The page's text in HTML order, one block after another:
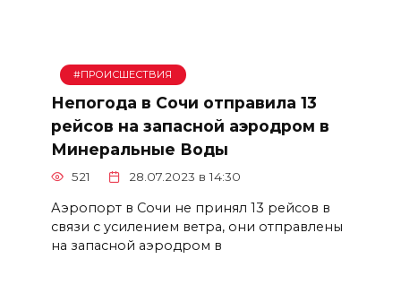
#ПРОИСШЕСТВИЯ
Непогода в Сочи отправила 13
рейсов на запасной аэродром в
Минеральные Воды
521 28.07.2023 в 14:30
Аэропорт в Сочи не принял 13 рейсов в
связи с усилением ветра, они отправлены
на запасной аэродром в